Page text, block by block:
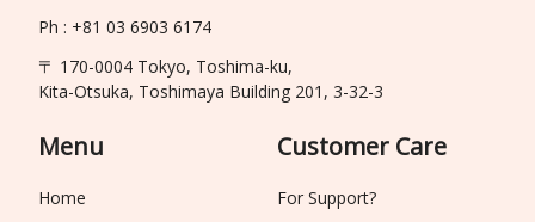
Ph : +81 03 6903 6174
〒 170-0004 Tokyo, Toshima-ku,
Kita-Otsuka, Toshimaya Building 201, 3-32-3
Menu
Home
Customer Care
For Support?